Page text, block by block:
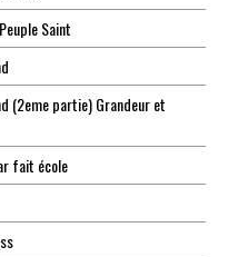
Saint
(2eme partie) Grandeur et
fait école